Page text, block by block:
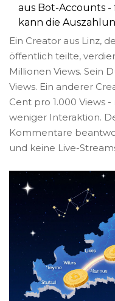
aus Bot-Accounts
kann die
Ein Creator aus Linz,
öffentlich teilte,
Millionen Views. Sein
Views. Ein anderer
Cent pro 1.000 Views
weniger Interaktion.
Kommentare
und keine Live-